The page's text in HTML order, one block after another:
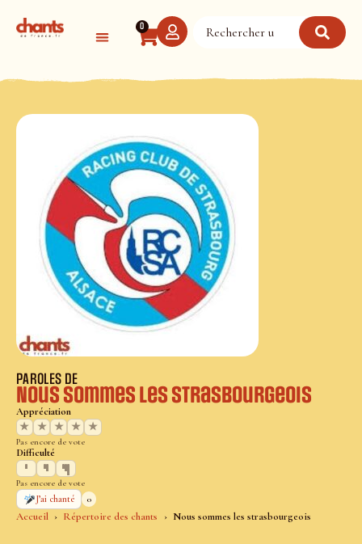
0
Accueil Répertoire des chants Nous sommes les strasbourgeois
PAROLES DE
Nous sommes les strasbourgeois
Appréciation
★
★ ★ ★ ★
Pas encore de vote
Difficulté
Pas encore de vote
J’ai chanté
0